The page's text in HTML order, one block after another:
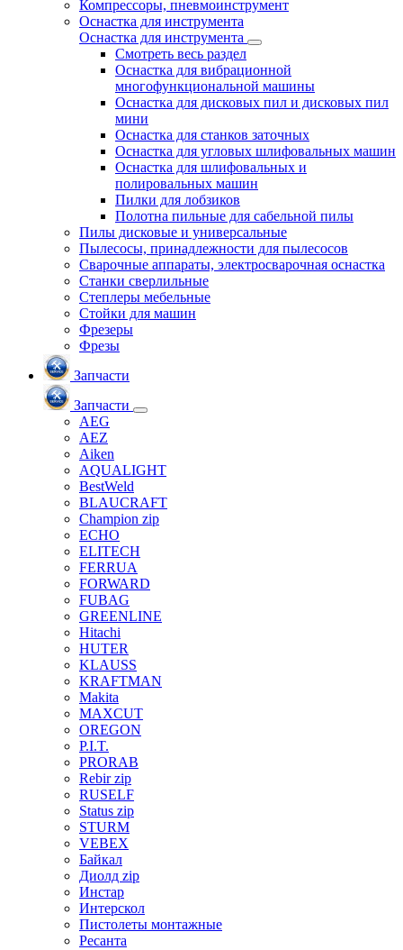
Компрессоры, пневмоинструмент
Оснастка для инструмента
Оснастка для инструмента
Смотреть весь раздел
Оснастка для вибрационной
многофункциональной машины
Оснастка для дисковых пил и дисковых пил
мини
Оснастка для станков заточных
Оснастка для угловых шлифовальных машин
Оснастка для шлифовальных и
полировальных машин
Пилки для лобзиков
Полотна пильные для сабельной пилы
Пилы дисковые и универсальные
Пылесосы, принадлежности для пылесосов
Сварочные аппараты, электросварочная оснастка
Станки сверлильные
Степлеры мебельные
Стойки для машин
Фрезеры
Фрезы
Запчасти
Запчасти
AEG
AEZ
Aiken
AQUALIGHT
BestWeld
BLAUCRAFT
Champion zip
ECHO
ELITECH
FERRUA
FORWARD
FUBAG
GREENLINE
Hitachi
HUTER
KLAUSS
KRAFTMAN
Makita
MAXCUT
OREGON
P.I.T.
PRORAB
Rebir zip
RUSELF
Status zip
STURM
VEBEX
Байкал
Диолд zip
Инстар
Интерскол
Пистолеты монтажные
Ресанта